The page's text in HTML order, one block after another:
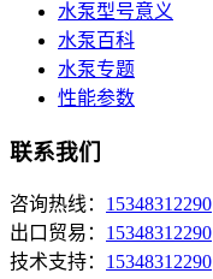
水泵型号意义
水泵百科
水泵专题
性能参数
联系我们
咨询热线： 15348312290
出口贸易： 15348312290
技术支持： 15348312290